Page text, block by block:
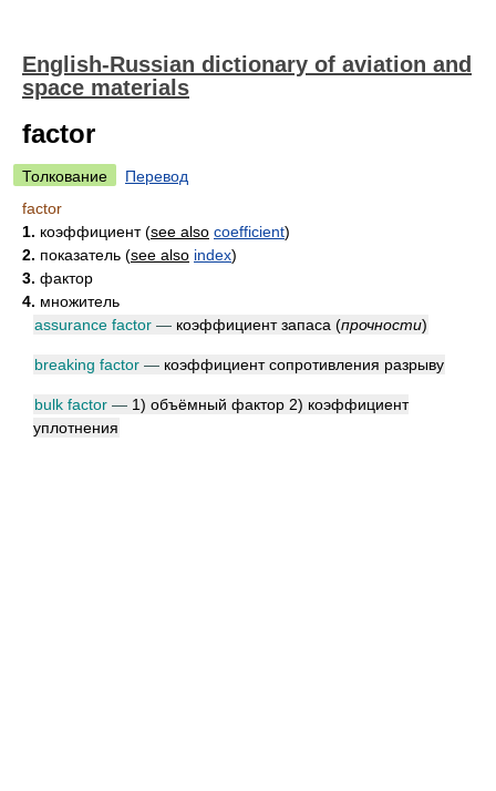
English-Russian dictionary of aviation and
space materials
factor
Толкование
Перевод
factor
1. коэффициент(see also coefficient)
2. показатель (see also index)
3. фактор
4. множитель
assurance factor — коэффициент запаса (прочности)
breaking factor — коэффициент сопротивления разрыву
bulk factor — 1) объёмный фактор 2) коэффициент
уплотнения